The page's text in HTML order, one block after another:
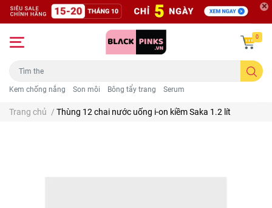
Kem chống nắng Son môi Bông tẩy trang Serum
0
Trang chủ / Thùng 12 chai nước uống i-on kiềm Saka 1.2 lít